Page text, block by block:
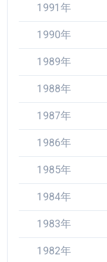
1991年
1990年
1989年
1988年
1987年
1986年
1985年
1984年
1983年
1982年